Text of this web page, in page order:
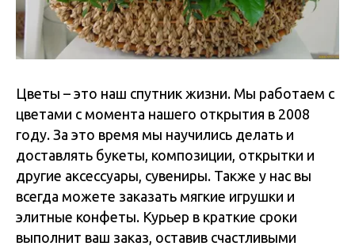
Цветы – это наш спутник жизни. Мы работаем с
цветами с момента нашего открытия в 2008
году. За это время мы научились делать и
доставлять букеты, композиции, открытки и
другие аксессуары, сувениры. Также у нас вы
всегда можете заказать мягкие игрушки и
элитные конфеты. Курьер в краткие сроки
выполнит ваш заказ, оставив счастливыми
Донецк,Волноваха,Горловка,
Дебальцево,Докучаевск,Енакиево,
Ждановка,Зугрес,Иловайск,
Мариуполь ,Новоазовск,Седово,
Снежное, Старобешево,
Тельманово, Торез, Харцызск,
Шахтёрск, Юнокоммунаровск,
Ясиноватая